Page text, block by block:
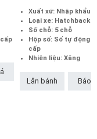
Xuất xứ: Nhập khẩu
Loại xe: Hatchback
Số chỗ: 5 chỗ
Hộp số: Số tự động
cấp
Nhiên liệu: Xăng
Lăn bánh Báo